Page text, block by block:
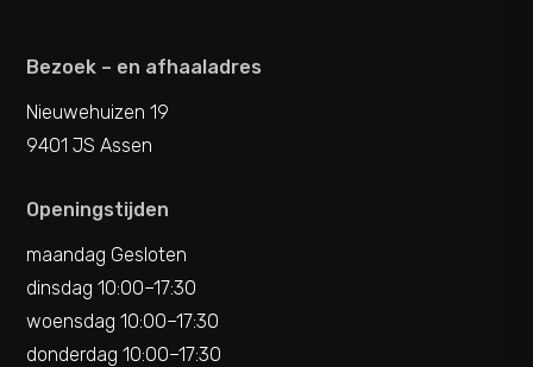
Bezoek – en afhaaladres
Nieuwehuizen 19
9401 JS Assen
Openingstijden
maandag Gesloten
dinsdag 10:00–17:30
woensdag 10:00–17:30
donderdag 10:00–17:30